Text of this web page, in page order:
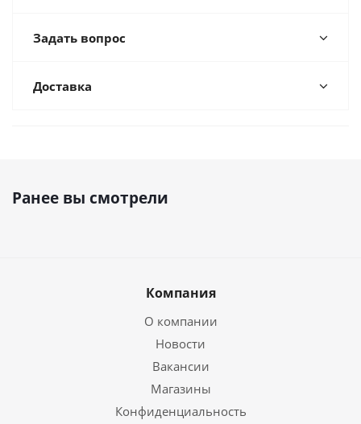
Задать вопрос
Доставка
Ранее вы смотрели
Компания
О компании
Новости
Вакансии
Магазины
Конфиденциальность